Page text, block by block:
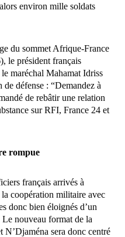
environ mille soldats
du sommet Afrique-France
le président français
maréchal Mahamat Idriss
défense : “Demandez à
de rebâtir une relation
sur RFI, France 24 et
rompue
français​ arrivés à
la coopération militaire avec
donc bien éloignés d’un
nouveau format de la
N’Djaména sera donc centré